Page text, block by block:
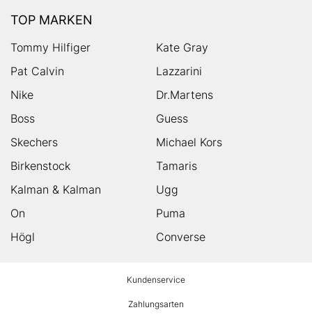
TOP MARKEN
Tommy Hilfiger
Kate Gray
Pat Calvin
Lazzarini
Nike
Dr.Martens
Boss
Guess
Skechers
Michael Kors
Birkenstock
Tamaris
Kalman & Kalman
Ugg
On
Puma
Högl
Converse
Kundenservice
Zahlungsarten